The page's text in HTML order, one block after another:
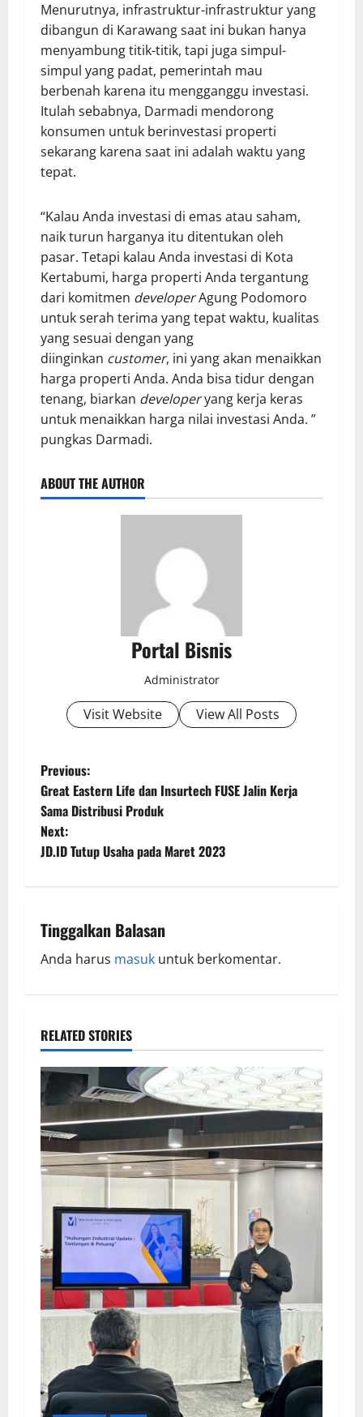
Menurutnya, infrastruktur-infrastruktur yang
dibangun di Karawang saat ini bukan hanya
menyambung titik-titik, tapi juga simpul-
simpul yang padat, pemerintah mau
berbenah karena itu mengganggu investasi.
Itulah sebabnya, Darmadi mendorong
konsumen untuk berinvestasi properti
sekarang karena saat ini adalah waktu yang
tepat.
“Kalau Anda investasi di emas atau saham,
naik turun harganya itu ditentukan oleh
pasar. Tetapi kalau Anda investasi di Kota
Kertabumi, harga properti Anda tergantung
dari komitmen developerAgung Podomoro
untuk serah terima yang tepat waktu, kualitas
yang sesuai dengan yang
diinginkan customer, ini yang akan menaikkan
harga properti Anda. Anda bisa tidur dengan
tenang, biarkan developeryang kerja keras
untuk menaikkan harga nilai investasi Anda. ”
pungkas Darmadi.
ABOUT THE AUTHOR
Portal Bisnis
Administrator
Visit Website View All Posts
Previous:
Great Eastern Life dan Insurtech FUSE Jalin Kerja
Sama Distribusi Produk
Next:
JD.ID Tutup Usaha pada Maret 2023
Tinggalkan Balasan
Anda harus masuk untuk berkomentar.
RELATED STORIES